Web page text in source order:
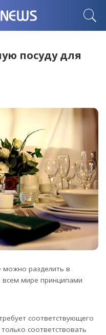
посуду для
можно разделить в
всем мире принципами
соответствующего
соответствовать